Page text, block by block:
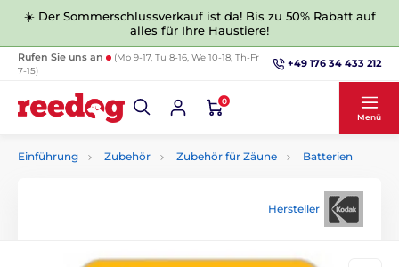
☀️ Der Sommerschlussverkauf ist da! Bis zu 50% Rabatt auf
alles für Ihre Haustiere!
Rufen Sie uns an
(Mo 9-17, Tu 8-16, We 10-18, Th-Fr
7-15)
+49 176 34 433 212
0
Menü
Einführung Zubehör Zubehör für Zäune Batterien
Hersteller